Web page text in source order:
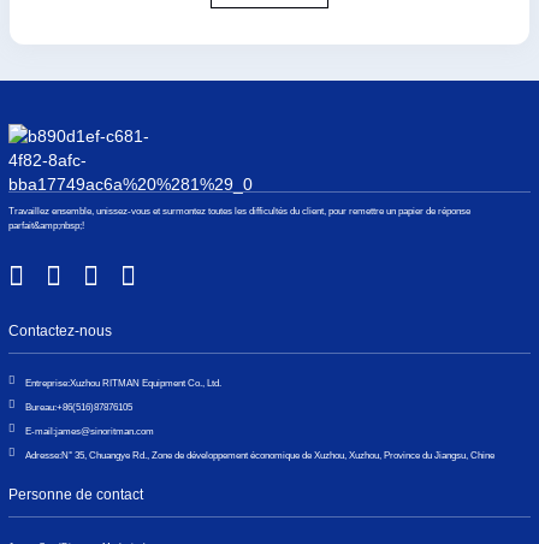
Travaillez ensemble, unissez-vous et surmontez toutes les difficultés du client, pour remettre un papier de réponse
parfait&amp;nbsp;!
Contactez-nous
Entreprise:Xuzhou RITMAN Equipment Co., Ltd.
Bureau:+86(516)87876105
E-mail:james@sinoritman.com
Adresse:N° 35, Chuangye Rd., Zone de développement économique de Xuzhou, Xuzhou, Province du Jiangsu, Chine
Personne de contact